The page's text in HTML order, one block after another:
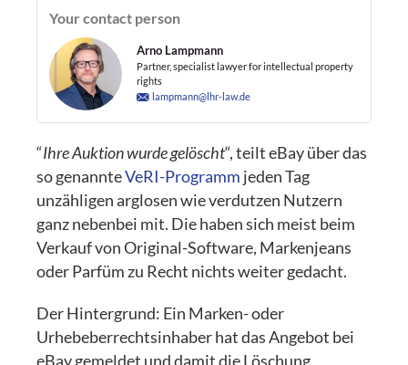
Your contact person
Arno Lampmann
Partner, specialist lawyer for intellectual property
rights
lampmann@lhr-law.de
“Ihre Auktion wurde gelöscht“, teilt eBay über das
so genannteVeRI-Programm jeden Tag
unzähligen arglosen wie verdutzen Nutzern
ganz nebenbei mit. Die haben sich meist beim
Verkauf von Original-Software, Markenjeans
oder Parfüm zu Recht nichts weiter gedacht.
Der Hintergrund: Ein Marken- oder
Urhebeberrechtsinhaber hat das Angebot bei
eBay gemeldet und damit die Löschung